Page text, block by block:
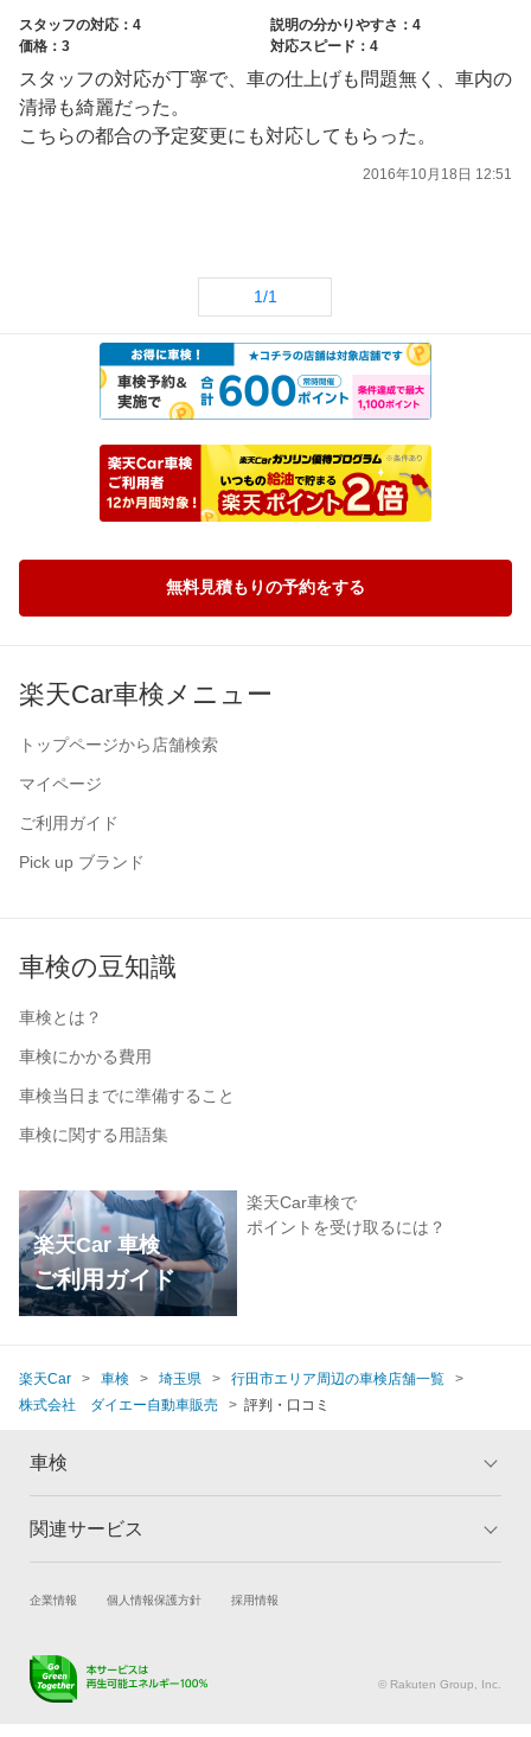
スタッフの対応：4
説明の分かりやすさ：4
価格：3
対応スピード：4
スタッフの対応が丁寧で、車の仕上げも問題無く、車内の
清掃も綺麗だった。
こちらの都合の予定変更にも対応してもらった。
2016年10月18日 12:51
1/1
無料見積もりの予約をする
楽天Car車検メニュー
トップページから店舗検索
マイページ
ご利用ガイド
Pick up ブランド
車検の豆知識
車検とは？
車検にかかる費用
車検当日までに準備すること
車検に関する用語集
楽天Car 車検
ご利用ガイド
楽天Car車検で
ポイントを受け取るには？
楽天Car 車検 埼玉県
行田市エリア周辺の車検店舗一覧
株式会社 ダイエー自動車販売
評判・口コミ
車検
トップ
車検の基礎知識 キャンペーン一覧
関連サービス
試乗・商談 新車購入
キズ修理予約
メンテナンス管理
企業情報 個人情報保護方針 採用情報
© Rakuten Group, Inc.